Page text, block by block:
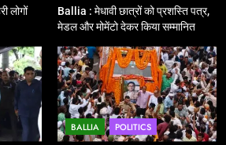
Ballia : बलिया रेलवे स्टेशन का अपर
महाप्रबंधक ने किया निरीक्षण
BALLIA NATIONAL
Ballia : त्यौहारों पर शांति व्यवस्था को
लेकर पुलिस ने किया रूट मार्च
लोगों
Ballia : मेधावी छात्रों को प्रशस्ति पत्र,
मेडल और मोमेंटो देकर किया सम्मानित
BALLIA POLITICS